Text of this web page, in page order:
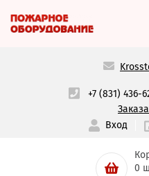
+7 (831) 436-
Вход
0